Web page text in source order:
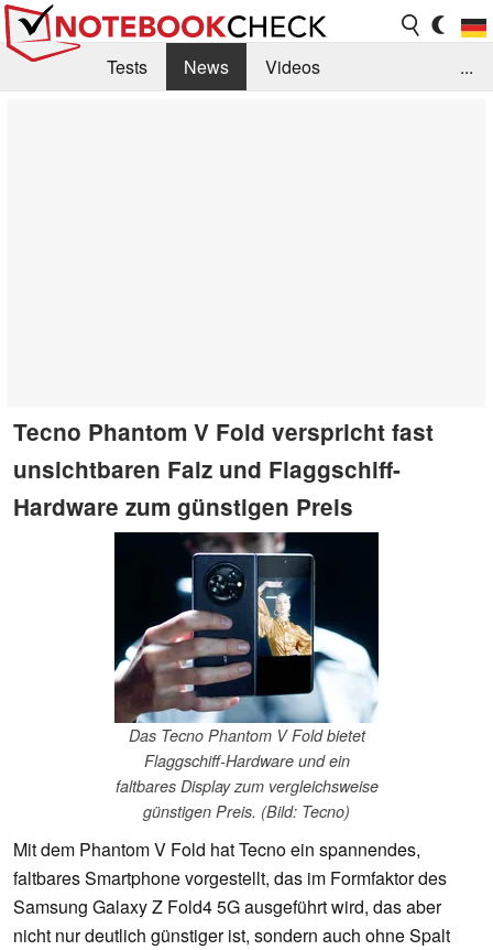
Tests News
Videos
...
Tecno Phantom V Fold verspricht fast
unsichtbaren Falz und Flaggschiff-
Hardware zum günstigen Preis
Das Tecno Phantom V Fold bietet
Flaggschiff-Hardware und ein
faltbares Display zum vergleichsweise
günstigen Preis. (Bild: Tecno)
Mit dem Phantom V Fold hat Tecno ein spannendes,
faltbares Smartphone vorgestellt, das im Formfaktor des
Samsung Galaxy Z Fold4 5G ausgeführt wird, das aber
nicht nur deutlich günstiger ist, sondern auch ohne Spalt